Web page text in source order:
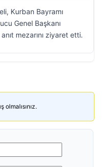
Kurban Bayramı
Genel Başkanı
mezarını ziyaret etti.
olmalısınız.